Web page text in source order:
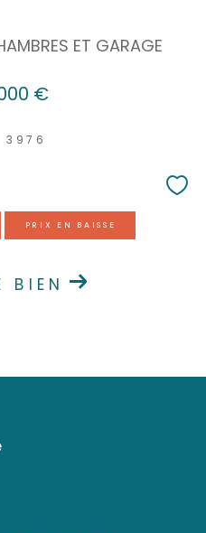
ET GARAGE
€
3976
PRIX EN BAISSE
BIEN